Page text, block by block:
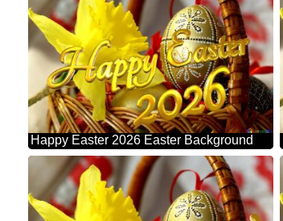
Happy Easter 2026 Easter Background